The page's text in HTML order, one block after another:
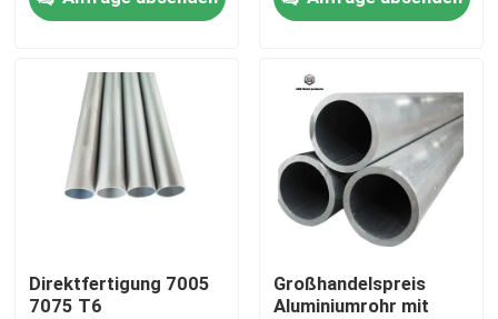
Qualitätskontrolle
Kontakt mit uns
Neuigkeiten
Edelstahl-Platten-Blätter
Direktfertigung 7005
7075 T6
Großhandelspreis
Aluminiumrohr mit